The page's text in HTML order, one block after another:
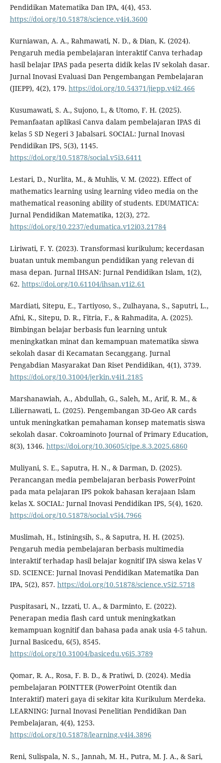
Pendidikan Matematika Dan IPA, 4(4), 453.
https://doi.org/10.51878/science.v4i4.3600
Kurniawan, A. A., Rahmawati, N. D., & Dian, K. (2024).
Pengaruh media pembelajaran interaktif Canva terhadap
hasil belajar IPAS pada peserta didik kelas IV sekolah dasar.
Jurnal Inovasi Evaluasi Dan Pengembangan Pembelajaran
(JIEPP), 4(2), 179. https://doi.org/10.54371/jiepp.v4i2.466
Kusumawati, S. A., Sujono, I., & Utomo, F. H. (2025).
Pemanfaatan aplikasi Canva dalam pembelajaran IPAS di
kelas 5 SD Negeri 3 Jabalsari. SOCIAL: Jurnal Inovasi
Pendidikan IPS, 5(3), 1145.
https://doi.org/10.51878/social.v5i3.6411
Lestari, D., Nurlita, M., & Muhlis, V. M. (2022). Effect of
mathematics learning using learning video media on the
mathematical reasoning ability of students. EDUMATICA:
Jurnal Pendidikan Matematika, 12(3), 272.
https://doi.org/10.2237/edumatica.v12i03.21784
Liriwati, F. Y. (2023). Transformasi kurikulum; kecerdasan
buatan untuk membangun pendidikan yang relevan di
masa depan. Jurnal IHSAN: Jurnal Pendidikan Islam, 1(2),
62. https://doi.org/10.61104/ihsan.v1i2.61
Mardiati, Sitepu, E., Tartiyoso, S., Zulhayana, S., Saputri, L.,
Afni, K., Sitepu, D. R., Fitria, F., & Rahmadita, A. (2025).
Bimbingan belajar berbasis fun learning untuk
meningkatkan minat dan kemampuan matematika siswa
sekolah dasar di Kecamatan Secanggang. Jurnal
Pengabdian Masyarakat Dan Riset Pendidikan, 4(1), 3739.
https://doi.org/10.31004/jerkin.v4i1.2185
Marshanawiah, A., Abdullah, G., Saleh, M., Arif, R. M., &
Liliernawati, L. (2025). Pengembangan 3D-Geo AR cards
untuk meningkatkan pemahaman konsep matematis siswa
sekolah dasar. Cokroaminoto Journal of Primary Education,
8(3), 1346. https://doi.org/10.30605/cjpe.8.3.2025.6860
Muliyani, S. E., Saputra, H. N., & Darman, D. (2025).
Perancangan media pembelajaran berbasis PowerPoint
pada mata pelajaran IPS pokok bahasan kerajaan Islam
kelas X. SOCIAL: Jurnal Inovasi Pendidikan IPS, 5(4), 1620.
https://doi.org/10.51878/social.v5i4.7966
Muslimah, H., Istiningsih, S., & Saputra, H. H. (2025).
Pengaruh media pembelajaran berbasis multimedia
interaktif terhadap hasil belajar kognitif IPA siswa kelas V
SD. SCIENCE: Jurnal Inovasi Pendidikan Matematika Dan
IPA, 5(2), 857. https://doi.org/10.51878/science.v5i2.5718
Puspitasari, N., Izzati, U. A., & Darminto, E. (2022).
Penerapan media flash card untuk meningkatkan
kemampuan kognitif dan bahasa pada anak usia 4-5 tahun.
Jurnal Basicedu, 6(5), 8545.
https://doi.org/10.31004/basicedu.v6i5.3789
Qomar, R. A., Rosa, F. B. D., & Pratiwi, D. (2024). Media
pembelajaran POINTTER (PowerPoint Otentik dan
Interaktif) materi gaya di sekitar kita Kurikulum Merdeka.
LEARNING: Jurnal Inovasi Penelitian Pendidikan Dan
Pembelajaran, 4(4), 1253.
https://doi.org/10.51878/learning.v4i4.3896
Reni, Sulispala, N. S., Jannah, M. H., Putra, M. J. A., & Sari,